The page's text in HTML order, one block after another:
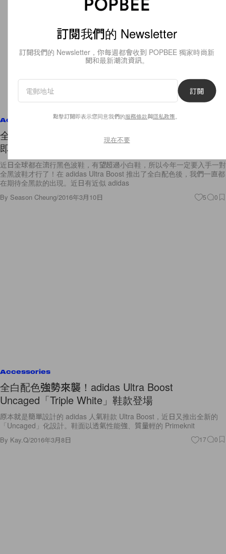
Accessories
全黑波鞋風潮盛行！全黑版的 adidas Ultra Boost
即將面世？
近日全球都在流行黑色波鞋，有望超過小白鞋，所以今年一定要入手一對
全黑波鞋才行了！在 adidas Ultra Boost 推出了全白配色後，我們一直都
在期待全黑款的出現。近日有近似 adidas
By Season Cheung/2016年3月10日 5 0
Accessories
全白配色強勢來襲！adidas Ultra Boost
Uncaged「Triple White」鞋款登場
原本就是簡單設計的 adidas 人氣鞋款 Ultra Boost，近日又推出全新的
「Uncaged」化設計。鞋面以透氣性能強、質量輕的 Primeknit
By Kay.Q/2016年3月8日 17 0
訂閱我們的 Newsletter
訂閱我們的 Newsletter，你每週都會收到 POPBEE 獨家時尚新
聞和最新潮流資訊。
訂閱
點擊訂閱即表示您同意我們的服務條款與隱私政策
現在不要